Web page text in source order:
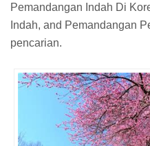
Pemandangan Indah Di
Indah, and Pemandangan
pencarian.